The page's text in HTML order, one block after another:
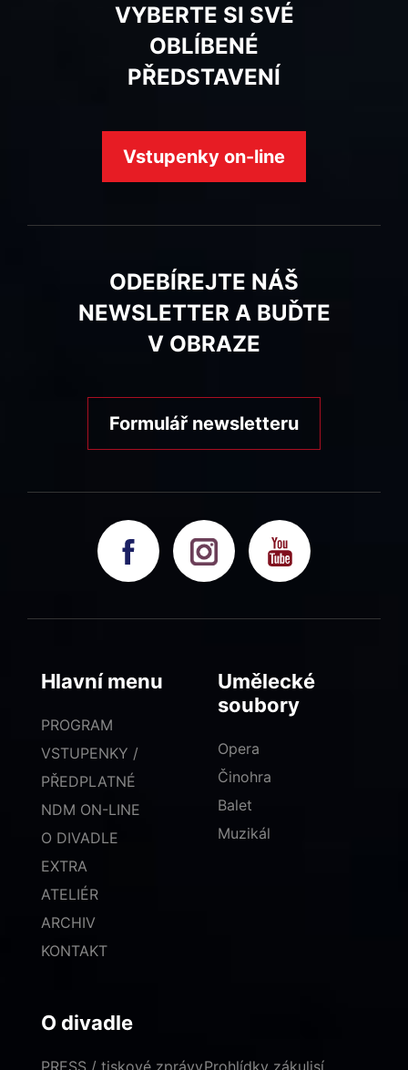
VYBERTE SI SVÉ
OBLÍBENÉ
PŘEDSTAVENÍ
Vstupenky on-line
ODEBÍREJTE NÁŠ
NEWSLETTER A BUĎTE
V OBRAZE
Formulář newsletteru
Hlavní menu
PROGRAM
VSTUPENKY /
PŘEDPLATNÉ
NDM ON-LINE
O DIVADLE
EXTRA
ATELIÉR
ARCHIV
KONTAKT
Umělecké
soubory
Opera
Činohra
Balet
Muzikál
O divadle